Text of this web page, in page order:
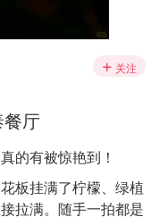
关注
厅
的有被惊艳到！
板挂满了柠檬、绿植
拉满。随手一拍都是